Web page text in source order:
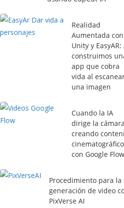
superar al poderoso
3 diciembre, 2020 0
Realidad
Aumentada con
Unity y EasyAR:
construimos
app que cobra
vida al
una imagen
Cuando la IA
dirige la
creando
cinematográfico
con Google Flow
Procedimiento para la
generación de video
PixVerse AI